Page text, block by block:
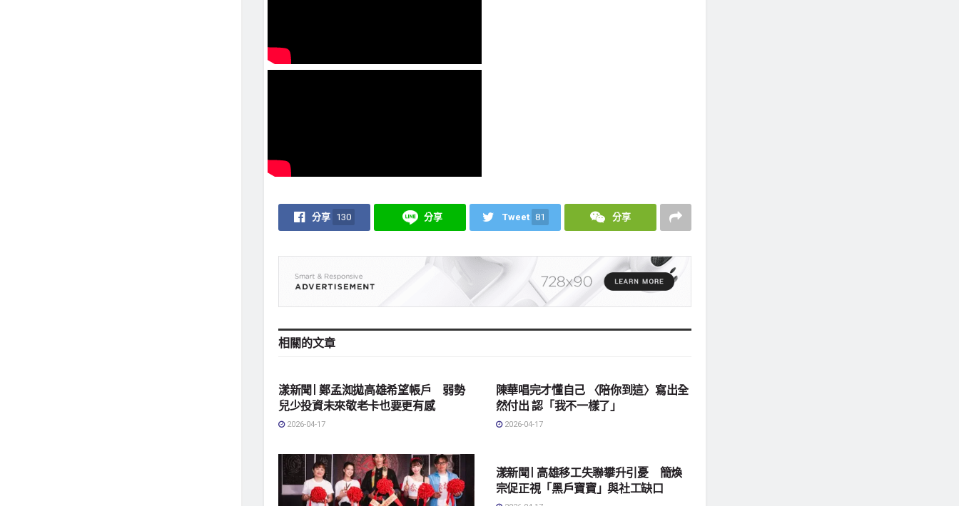
分享 130 分享 Tweet 81 分享
相關的文章
漾新聞| 鄭孟洳拋高雄希望帳戶 弱勢
兒少投資未來敬老卡也要更有感
2026-04-17
陳華唱完才懂自己 〈陪你到這〉寫出全
然付出 認「我不一樣了」
2026-04-17
漾新聞| 高雄移工失聯攀升引憂 簡煥
宗促正視「黑戶寶寶」與社工缺口